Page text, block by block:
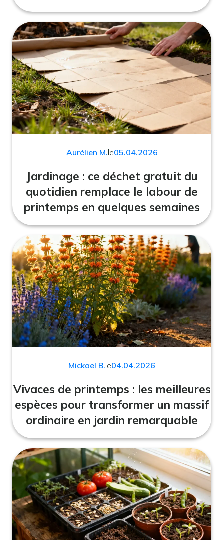
Aurélien M.le05.04.2026
Jardinage : ce déchet gratuit du
quotidien remplace le labour de
printemps en quelques semaines
Mickael B.le04.04.2026
Vivaces de printemps : les meilleures
espèces pour transformer un massif
ordinaire en jardin remarquable